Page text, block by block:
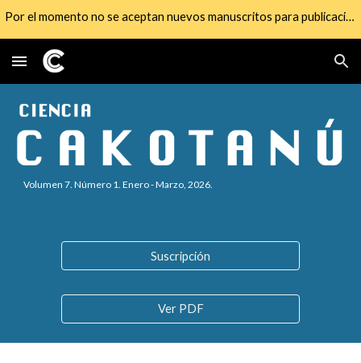
Por el momento no se aceptan nuevos manuscritos para publicación
Volumen 7. Número 1.Enero-Marzo, 2026.
Suscripción
Ver PDF